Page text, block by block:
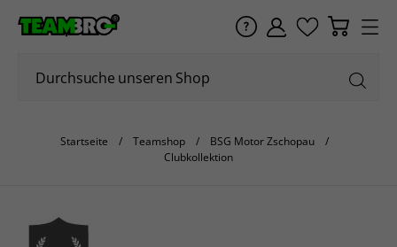
Startseite Teamshop
BSG Motor Zschopau
Clubkollektion